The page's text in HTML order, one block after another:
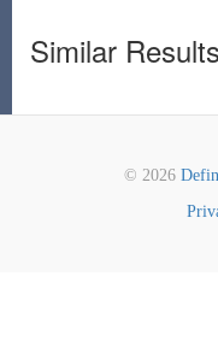
Similar Results
© 2026